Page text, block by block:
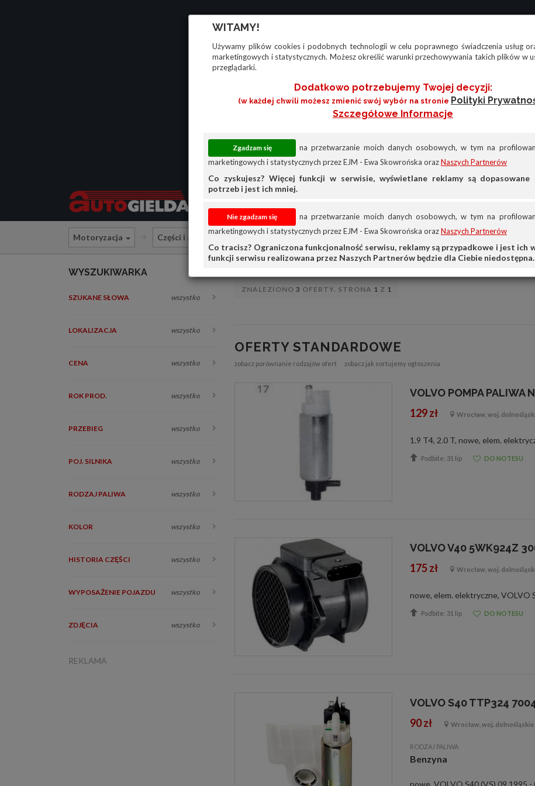
WITAMY!
Używamy plików cookies i podobnych technologii w celu poprawnego świadczenia usług
marketingowych i statystycznych. Możesz określić warunki przechowywania takich plików w
przeglądarki.
Dodatkowo potrzebujemy Twojej decyzji:
(w każdej chwili możesz zmienić swój wybór na stronie Polityki
Szczegółowe Informacje
na przetwarzanie moich danych osobowych, w tym na
marketingowych i statystycznych przez EJM - Ewa Skowrońska orazNaszych Partnerów
Co zyskujesz? Więcej funkcji w serwisie, wyświetlane reklamy są dopasowane
potrzeb i jest ich mniej.
na przetwarzanie moich danych osobowych, w tym na
marketingowych i statystycznych przez EJM - Ewa Skowrońska orazNaszych Partnerów
Co tracisz? Ograniczona funkcjonalność serwisu, reklamy są przypadkowe i jest ich
funkcji serwisu realizowana przez Naszych Partnerów będzie dla Ciebie niedostępna.
Motoryzacja Części i akcesoria samochodowe Według marki pojazdu Volvo Volvo V40
WYSZUKIWARKA
SZUKANE SŁOWA wszystko
LOKALIZACJA wszystko
CENA wszystko
ROK PROD. wszystko
PRZEBIEG wszystko
POJ. SILNIKA wszystko
RODZAJ PALIWA wszystko
KOLOR wszystko
HISTORIA CZĘŚCI wszystko
WYPOSAŻENIE POJAZDU wszystko
ZDJĘCIA wszystko
REKLAMA
ZNALEZIONO 3 OFERTY. STRONA 1 Z 1
OFERTY STANDARDOWE
zobacz porównanie rodzajów ofert zobacz jak sortujemy ogłoszenia
VOLVO POMPA PALIWA
129 zł Wrocław, woj.
Podbite: 31 lip DO NOTESU
VOLVO V40 5WK924Z
175 zł Wrocław, woj.
Podbite: 31 lip DO NOTESU
VOLVO S40 TTP324
90 zł Wrocław, woj. dolnośląskie
RODZAJ PALIWA
Benzyna